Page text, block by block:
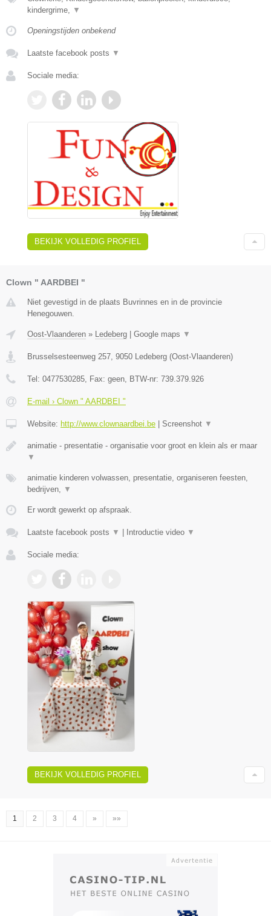
kindergrime,
▼
Openingstijden onbekend
Laatste facebook posts ▼
Sociale media:
BEKIJK VOLLEDIG PROFIEL
Clown " AARDBEI "
Niet gevestigd in de plaats Buvrinnes en in de provincie
Henegouwen.
Oost-Vlaanderen » Ledeberg Google maps ▼
Brusselsesteenweg 257, 9050 Ledeberg (Oost-Vlaanderen)
Tel: 0477530285, Fax: geen, BTW-nr: 739.379.926
E-mail › Clown " AARDBEI "
Website: http://www.clownaardbei.be Screenshot ▼
animatie - presentatie - organisatie voor groot en klein als er maar
▼
animatie kinderen volwassen, presentatie, organiseren feesten,
bedrijven, ▼
Er wordt gewerkt op afspraak.
Laatste facebook posts ▼ Introductie video ▼
Sociale media:
BEKIJK VOLLEDIG PROFIEL
1 2 3 4 » »»